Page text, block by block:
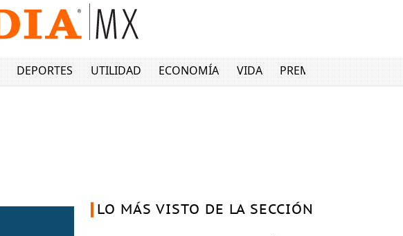
DEPORTES UTILIDAD ECONOMÍA VIDA PREMIUM
LO MÁS VISTO DE LA SECCIÓN